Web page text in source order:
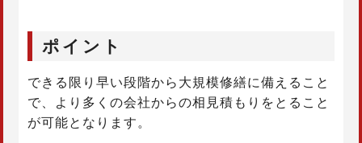
ポイント
できる限り早い段階から大規模修繕に備えること
で、より多くの会社からの相見積もりをとること
が可能となります。